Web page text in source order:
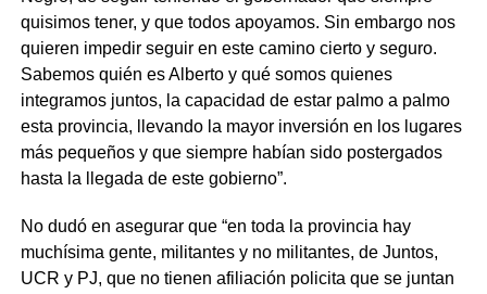
quisimos tener, y que todos apoyamos. Sin embargo nos
quieren impedir seguir en este camino cierto y seguro.
Sabemos quién es Alberto y qué somos quienes
integramos juntos, la capacidad de estar palmo a palmo
esta provincia, llevando la mayor inversión en los lugares
más pequeños y que siempre habían sido postergados
hasta la llegada de este gobierno”.
No dudó en asegurar que “en toda la provincia hay
muchísima gente, militantes y no militantes, de Juntos,
UCR y PJ, que no tienen afiliación policita que se juntan